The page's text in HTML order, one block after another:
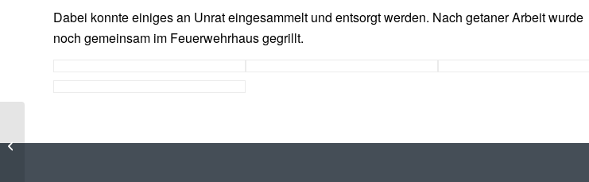
Dabei konnte einiges an Unrat eingesammelt und entsorgt werden. Nach getaner Arbeit wurde
noch gemeinsam im Feuerwehrhaus gegrillt.